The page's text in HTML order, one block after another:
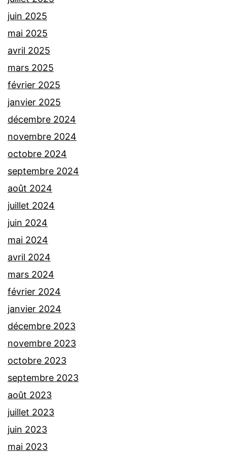
juin 2025
mai 2025
avril 2025
mars 2025
février 2025
janvier 2025
décembre 2024
novembre 2024
octobre 2024
septembre 2024
août 2024
juillet 2024
juin 2024
mai 2024
avril 2024
mars 2024
février 2024
janvier 2024
décembre 2023
novembre 2023
octobre 2023
septembre 2023
août 2023
juillet 2023
juin 2023
mai 2023